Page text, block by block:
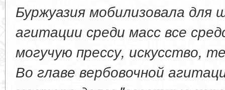
Буржуазия мобилизовала для
агитации среди масс все
могучую прессу, искусство,
Во главе вербовочной